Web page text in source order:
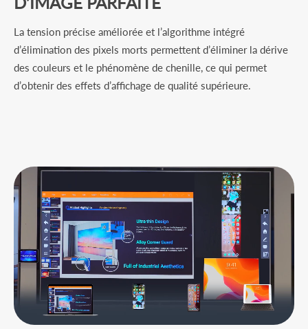
La tension précise améliorée et l’algorithme intégré
d’élimination des pixels morts permettent d’éliminer la dérive
des couleurs et le phénomène de chenille, ce qui permet
d’obtenir des effets d’affichage de qualité supérieure.